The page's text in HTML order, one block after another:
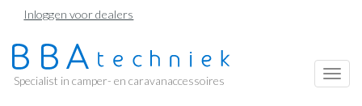
Overslaan
naar
de
Inloggen voor dealers
Specialist in camper- en caravanaccessoires